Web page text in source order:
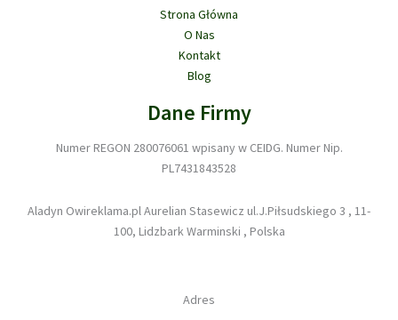
Strona Główna
O Nas
Kontakt
Blog
Dane Firmy
Numer REGON 280076061 wpisany w CEIDG. Numer Nip.
PL7431843528
Aladyn Owireklama.pl Aurelian Stasewicz ul.J.Piłsudskiego 3 , 11-
100, Lidzbark Warminski , Polska
Adres